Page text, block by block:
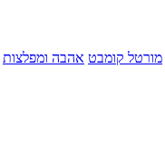
מורטל קומבט אהבה ומפלצות